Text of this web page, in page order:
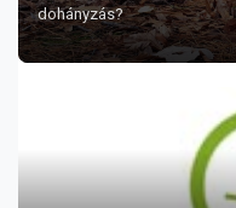
dohányzás?